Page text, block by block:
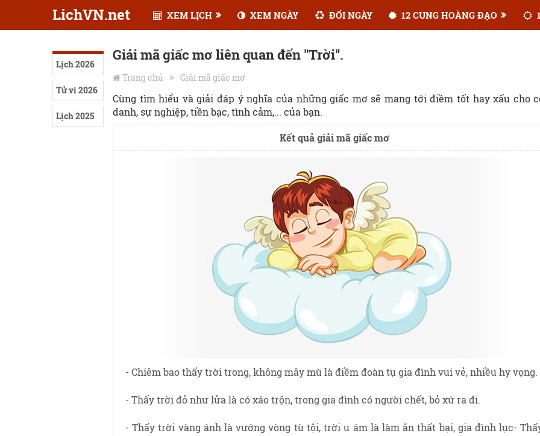
LichVN.net XEM LỊCH XEM NGÀY ĐỔI NGÀY 12 CUNG HOÀNG ĐẠO
Lịch 2026
Tử vi 2026
Lịch 2025
Giải mã giấc mơ liên quan đến "Trời".
Trang chủ Giải mã giấc mơ
Cùng tìm hiểu và giải đáp ý nghĩa của những giấc mơ sẽ mang tới điềm tốt hay xấu cho
danh, sự nghiệp, tiền bạc, tình cảm,... của bạn.
Kết quả giải mã giấc mơ
- Chiêm bao thấy trời trong, không mây mù là điềm đoàn tụ gia đình vui vẻ, nhiều hy vọng.
- Thấy trời đỏ như lửa là có xáo trộn, trong gia đình có người chết, bỏ xứ ra đi.
- Thấy trời vàng ánh là vướng vòng tù tội, trời u ám là làm ăn thất bại, gia đình lục-